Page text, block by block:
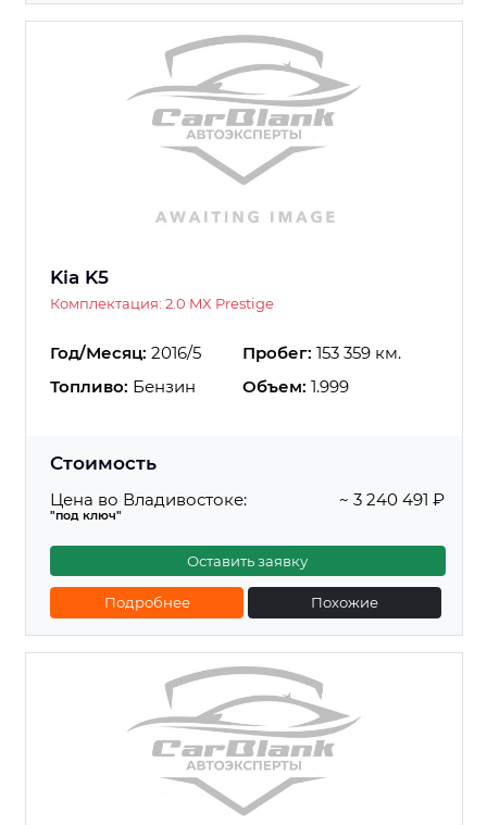
Kia K5
Комплектация: 2.0 MX Prestige
Год/Месяц: 2016/5 Пробег: 153 359 км.
Топливо: Бензин Объем: 1.999
Стоимость
Цена во Владивостоке:
"под ключ"
~ 3 240 491 ₽
Оставить заявку
Подробнее Похожие